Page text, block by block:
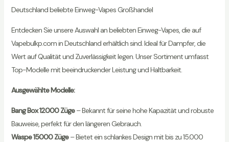
Deutschland beliebte Einweg-Vapes Großhandel
Entdecken Sie unsere Auswahl an beliebten Einweg-Vapes, die auf
Vapebulkp.com in Deutschland erhältlich sind. Ideal für Dampfer, die
Wert auf Qualität und Zuverlässigkeit legen. Unser Sortiment umfasst
Top-Modelle mit beeindruckender Leistung und Haltbarkeit.
Ausgewählte Modelle:
Bang Box 12000 Züge– Bekannt für seine hohe Kapazität und robuste
Bauweise, perfekt für den längeren Gebrauch.
Waspe 15000 Züge– Bietet ein schlankes Design mit bis zu 15.000